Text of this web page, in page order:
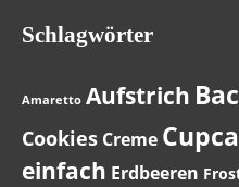
Schlagwörter
Amaretto Aufstrich
Cookies Creme
einfach Erdbeeren